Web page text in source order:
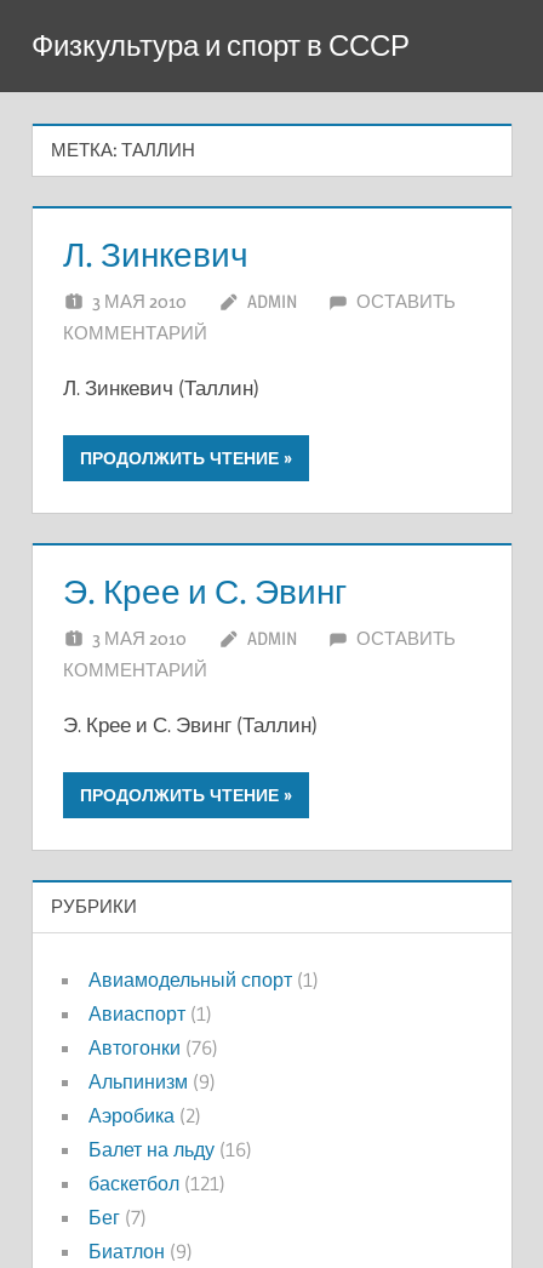
содержимому
Физкультура и спорт в СССР
МЕТКА: ТАЛЛИН
Л. Зинкевич
3 МАЯ 2010 ADMIN
ОСТАВИТЬ
КОММЕНТАРИЙ
Л. Зинкевич (Таллин)
ПРОДОЛЖИТЬ ЧТЕНИЕ
Э. Крее и С. Эвинг
3 МАЯ 2010 ADMIN
ОСТАВИТЬ
КОММЕНТАРИЙ
Э. Крее и С. Эвинг (Таллин)
ПРОДОЛЖИТЬ ЧТЕНИЕ
РУБРИКИ
Авиамодельный спорт(1)
Авиаспорт(1)
Автогонки (76)
Альпинизм (9)
Аэробика(2)
Балет на льду(16)
баскетбол(121)
Бег(7)
Биатлон (9)